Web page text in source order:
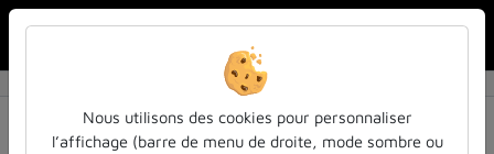
Nous utilisons des cookies pour personnaliser
l’affichage (barre de menu de droite, mode sombre ou